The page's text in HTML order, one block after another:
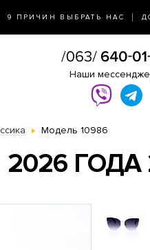
9 ПРИЧИН ВЫБРАТЬ НАС
Наши
Модель 10986
ГОДА